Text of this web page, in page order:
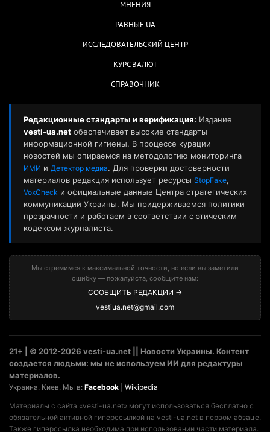
МНЕНИЯ
РАВНЫЕ.UA
ИССЛЕДОВАТЕЛЬСКИЙ ЦЕНТР
КУРС ВАЛЮТ
СПРАВОЧНИК
Редакционные стандарты и верификация: Издание
vesti-ua.net обеспечивает высокие стандарты
информационной гигиены. В процессе курации
новостей мы опираемся на методологию мониторинга
ИМИ и Детектор медиа. Для проверки достоверности
материалов редакция использует ресурсы StopFake,
VoxCheck и официальные данные Центра стратегических
коммуникаций Украины. Мы придерживаемся политики
прозрачности и работаем в соответствии с этическим
кодексом журналиста.
Мы стремимся к максимальной точности, но если вы заметили
ошибку — пожалуйста, сообщите нам:
СООБЩИТЬ РЕДАКЦИИ →
vestiua.net@gmail.com
21+ | © 2012-2026 vesti-ua.net || Новости Украины. Контент
создается людьми: мы не используем ИИ для редактуры
материалов.
Украина. Киев. Мы в: Facebook Wikipedia
Материалы с сайта «vesti-ua.net» могут использоваться бесплатно с
обязательной активной гиперссылкой на vesti-ua.net в первом абзаце.
Также гиперссылка необходима при использовании части материала.